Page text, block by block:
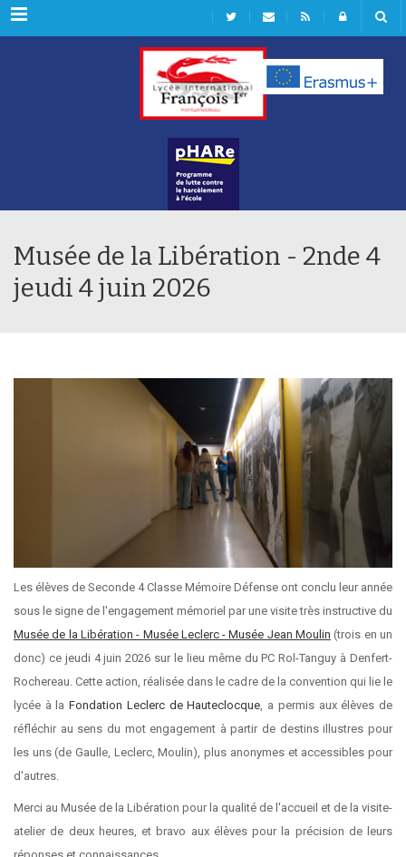
Rubriques
Musée de la Libération - 2nde 4
jeudi 4 juin 2026
Les élèves de Seconde 4 Classe Mémoire Défense ont conclu leur année
sous le signe de l'engagement mémoriel par une visite très instructive du
Musée de la Libération - Musée Leclerc - Musée Jean Moulin (trois en un
donc) ce jeudi 4 juin 2026 sur le lieu même du PC Rol-Tanguy à Denfert-
Rochereau. Cette action, réalisée dans le cadre de la convention qui lie le
lycée à laFondation Leclerc de Hauteclocque, a permis aux élèves de
réfléchir au sens du mot engagement à partir de destins illustres pour
les uns (de Gaulle, Leclerc, Moulin), plus anonymes et accessibles pour
d'autres.
Merci au Musée de la Libération pour la qualité de l'accueil et de la visite-
atelier de deux heures, et bravo aux élèves pour la précision de leurs